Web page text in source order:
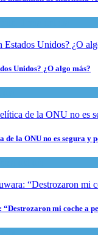
Unidos? ¿O algo más?
la ONU no es segura y
“Destrozaron mi coche a